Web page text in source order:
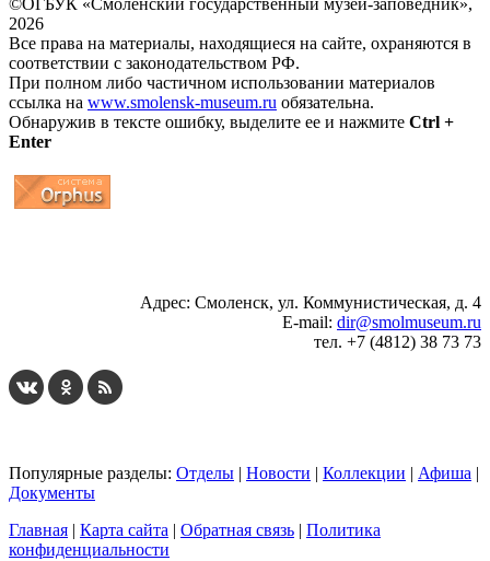
2026
Все права на материалы, находящиеся на сайте, охраняются в
соответствии с законодательством РФ.
При полном либо частичном использовании материалов
ссылка на www.smolensk-museum.ru обязательна.
Обнаружив в тексте ошибку, выделите ее и нажмите Ctrl +
Enter
Адрес: Смоленск, ул. Коммунистическая, д. 4
E-mail: dir@smolmuseum.ru
тел. +7 (4812) 38 73 73
Популярные разделы: Отделы | Новости | Коллекции | Афиша |
Документы
Главная | Карта сайта | Обратная связь | Политика
конфиденциальности